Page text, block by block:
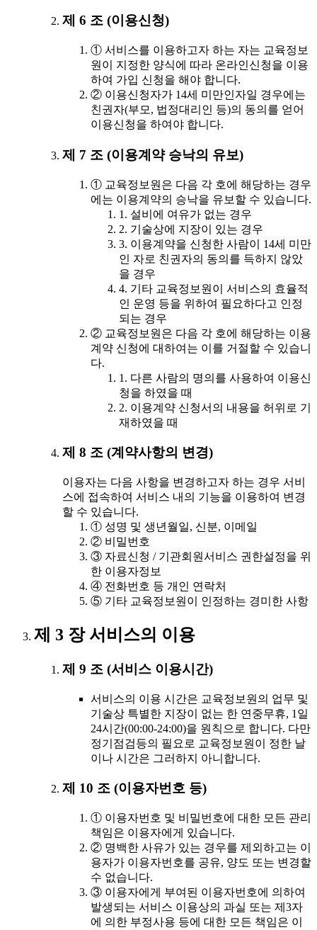
제 6 조 (이용신청)
① 서비스를 이용하고자 하는 자는 교육정보
원이 지정한 양식에 따라 온라인신청을 이용
하여 가입 신청을 해야 합니다.
② 이용신청자가 14세 미만인자일 경우에는
친권자(부모, 법정대리인 등)의 동의를 얻어
이용신청을 하여야 합니다.
제 7 조 (이용계약 승낙의 유보)
① 교육정보원은 다음 각 호에 해당하는 경우
에는 이용계약의 승낙을 유보할 수 있습니다.
1. 설비에 여유가 없는 경우
2. 기술상에 지장이 있는 경우
3. 이용계약을 신청한 사람이 14세 미만
인 자로 친권자의 동의를 득하지 않았
을 경우
4. 기타 교육정보원이 서비스의 효율적
인 운영 등을 위하여 필요하다고 인정
되는 경우
② 교육정보원은 다음 각 호에 해당하는 이용
계약 신청에 대하여는 이를 거절할 수 있습니
다.
1. 다른 사람의 명의를 사용하여 이용신
청을 하였을 때
2. 이용계약 신청서의 내용을 허위로 기
재하였을 때
제 8 조 (계약사항의 변경)
이용자는 다음 사항을 변경하고자 하는 경우 서비
스에 접속하여 서비스 내의 기능을 이용하여 변경
할 수 있습니다.
① 성명 및 생년월일, 신분, 이메일
② 비밀번호
③ 자료신청 / 기관회원서비스 권한설정을 위
한 이용자정보
④ 전화번호 등 개인 연락처
⑤ 기타 교육정보원이 인정하는 경미한 사항
제 3 장 서비스의 이용
제 9 조 (서비스 이용시간)
서비스의 이용 시간은 교육정보원의 업무 및
기술상 특별한 지장이 없는 한 연중무휴, 1일
24시간(00:00-24:00)을 원칙으로 합니다. 다만
정기점검등의 필요로 교육정보원이 정한 날
이나 시간은 그러하지 아니합니다.
제 10 조 (이용자번호 등)
① 이용자번호 및 비밀번호에 대한 모든 관리
책임은 이용자에게 있습니다.
② 명백한 사유가 있는 경우를 제외하고는 이
용자가 이용자번호를 공유, 양도 또는 변경할
수 없습니다.
③ 이용자에게 부여된 이용자번호에 의하여
발생되는 서비스 이용상의 과실 또는 제3자
에 의한 부정사용 등에 대한 모든 책임은 이